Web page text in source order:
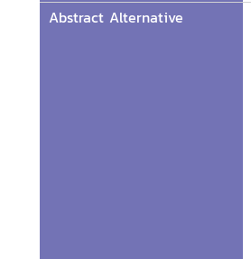
Abstract Alternative